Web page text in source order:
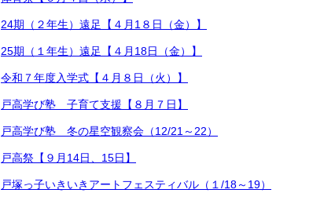
24期（２年生）遠足【４月1８日（金）】
25期（１年生）遠足【４月18日（金）】
令和７年度入学式【４月８日（火）】
戸高学び塾 子育て支援【８月７日】
戸高学び塾 冬の星空観察会（12/21～22）
戸高祭【９月14日、15日】
戸塚っ子いきいきアートフェスティバル（１/18～19）